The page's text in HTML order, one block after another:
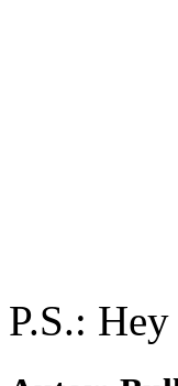
P.S.: